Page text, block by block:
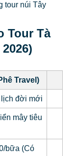
tour núi Tây
Tour Tà
Travel)
lịch đời mới
mây tiêu
bữa (Có